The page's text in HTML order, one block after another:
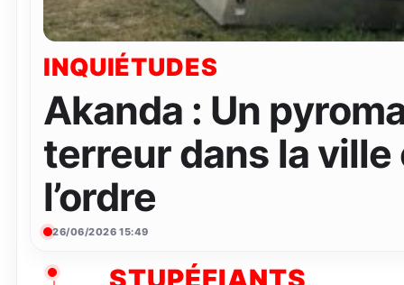
INQUIÉTUDES
Akanda : Un
terreur dans la
l’ordre
26/06/2026 15:49